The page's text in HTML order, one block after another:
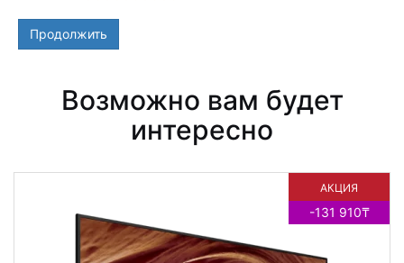
Продолжить
Возможно вам будет
интересно
АКЦИЯ
-131 910₸